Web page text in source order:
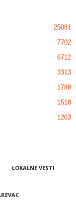
25081
7702
6712
3313
1788
1518
1263
LOKALNE VESTI